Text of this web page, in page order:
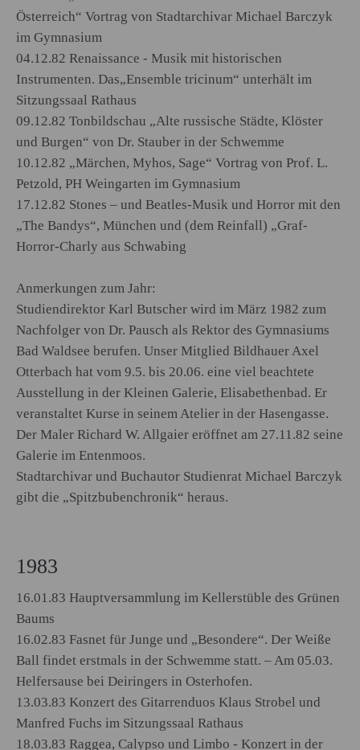
Österreich“ Vortrag von Stadtarchivar Michael Barczyk
im Gymnasium
04.12.82 Renaissance - Musik mit historischen
Instrumenten. Das„Ensemble tricinum“ unterhält im
Sitzungssaal Rathaus
09.12.82 Tonbildschau „Alte russische Städte, Klöster
und Burgen“ von Dr. Stauber in der Schwemme
10.12.82 „Märchen, Myhos, Sage“ Vortrag von Prof. L.
Petzold, PH Weingarten im Gymnasium
17.12.82 Stones – und Beatles-Musik und Horror mit den
„The Bandys“, München und (dem Reinfall) „Graf-
Horror-Charly aus Schwabing
Anmerkungen zum Jahr:
Studiendirektor Karl Butscher wird im März 1982 zum
Nachfolger von Dr. Pausch als Rektor des Gymnasiums
Bad Waldsee berufen. Unser Mitglied Bildhauer Axel
Otterbach hat vom 9.5. bis 20.06. eine viel beachtete
Ausstellung in der Kleinen Galerie, Elisabethenbad. Er
veranstaltet Kurse in seinem Atelier in der Hasengasse.
Der Maler Richard W. Allgaier eröffnet am 27.11.82 seine
Galerie im Entenmoos.
Stadtarchivar und Buchautor Studienrat Michael Barczyk
gibt die „Spitzbubenchronik“ heraus.
1983
16.01.83 Hauptversammlung im Kellerstüble des Grünen
Baums
16.02.83 Fasnet für Junge und „Besondere“. Der Weiße
Ball findet erstmals in der Schwemme statt. – Am 05.03.
Helfersause bei Deiringers in Osterhofen.
13.03.83 Konzert des Gitarrenduos Klaus Strobel und
Manfred Fuchs im Sitzungssaal Rathaus
18.03.83 Raggea, Calypso und Limbo - Konzert in der